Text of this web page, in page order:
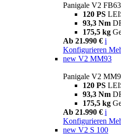
Panigale V2 FB63
120 PS
93,3 Nm
175,5 kg
Ab 21.990 € i
Konfigurieren
new V2 MM93
Panigale V2
120 PS
93,3 Nm
175,5 kg
Ab 21.990 € i
Konfigurieren
new V2 S 100